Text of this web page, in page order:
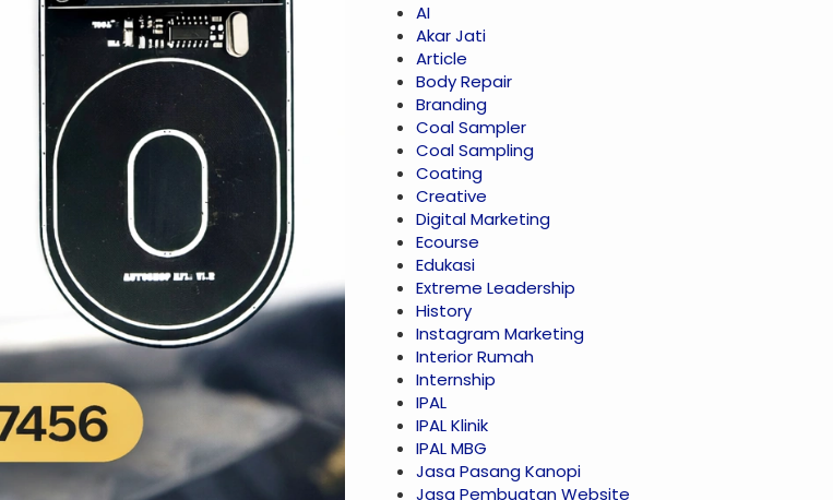
AI
Akar Jati
Article
Body Repair
Branding
Coal Sampler
Coal Sampling
Coating
Creative
Digital Marketing
Ecourse
Edukasi
Extreme Leadership
History
Instagram Marketing
Interior Rumah
Internship
IPAL
IPAL Klinik
IPAL MBG
Jasa Pasang Kanopi
Jasa Pembuatan Website